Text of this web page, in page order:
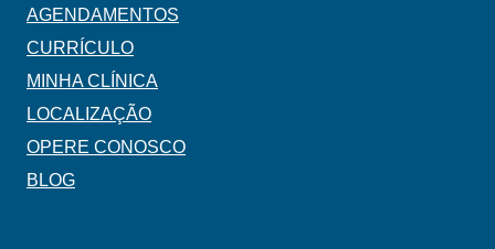
AGENDAMENTOS
CURRÍCULO
MINHA CLÍNICA
LOCALIZAÇÃO
OPERE CONOSCO
BLOG